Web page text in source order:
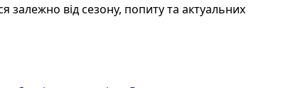
залежно від сезону, попиту та актуальних